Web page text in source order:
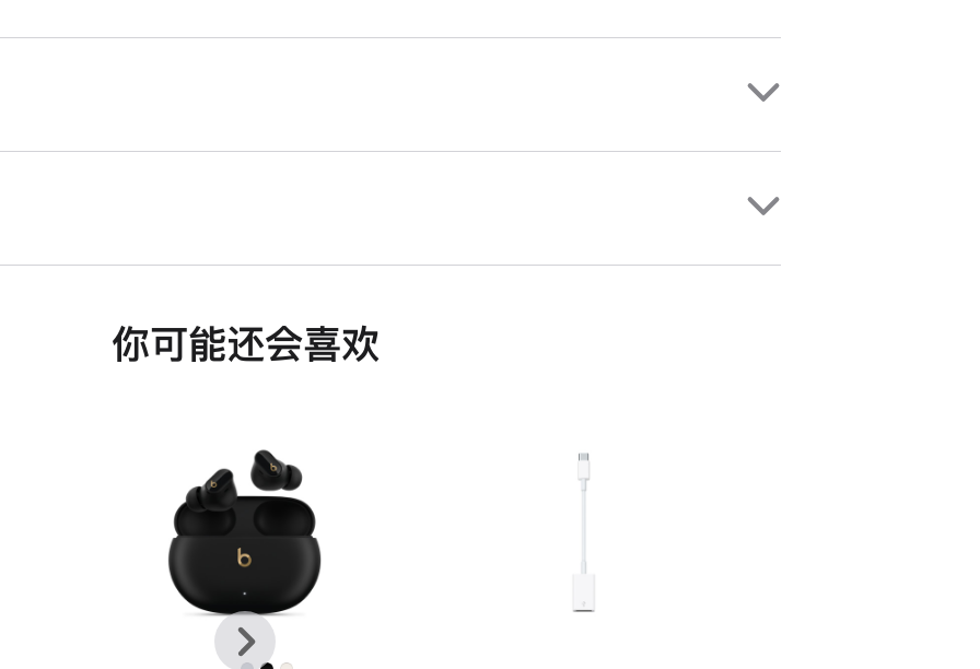
你可能还会喜欢
上
一
个
下
一
个